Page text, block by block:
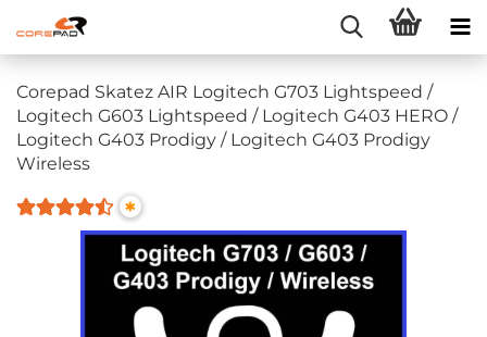
Corepad Skatez AIR Logitech G703 Lightspeed /
Logitech G603 Lightspeed / Logitech G403 HERO /
Logitech G403 Prodigy / Logitech G403 Prodigy
Wireless
*